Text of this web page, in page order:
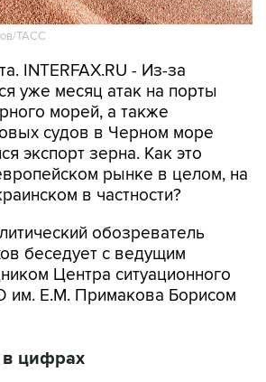
ТАСС
INTERFAX.RU - Из-за
уже месяц атак на порты
морей, а также
судов в Черном море
экспорт зерна. Как это
рынке в целом, на
в частности?
обозреватель
беседует с ведущим
Центра ситуационного
Е.М. Примакова Борисом
в цифрах